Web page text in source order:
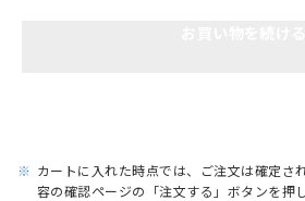
※ カートに入れた時点では、ご注文は確定さ
容の確認ページの「注文する」ボタンを押